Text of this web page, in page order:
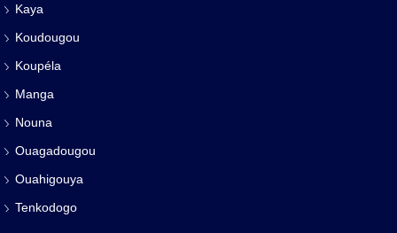
Kaya
Koudougou
Koupéla
Manga
Nouna
Ouagadougou
Ouahigouya
Tenkodogo